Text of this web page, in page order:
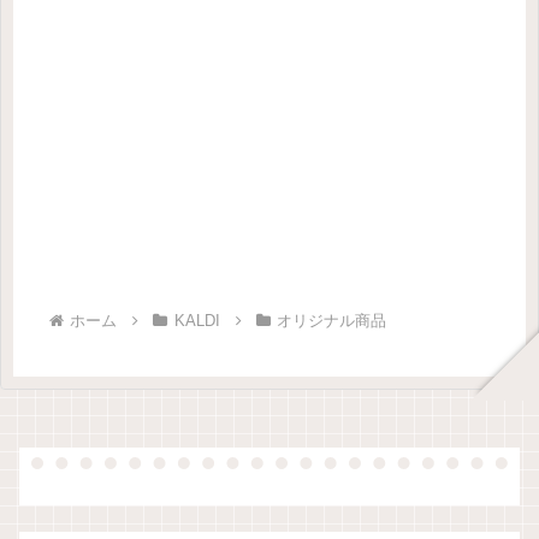
ホーム KALDI オリジナル商品